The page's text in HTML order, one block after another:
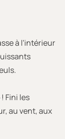
à l'intérieur
Fini les
au vent, aux